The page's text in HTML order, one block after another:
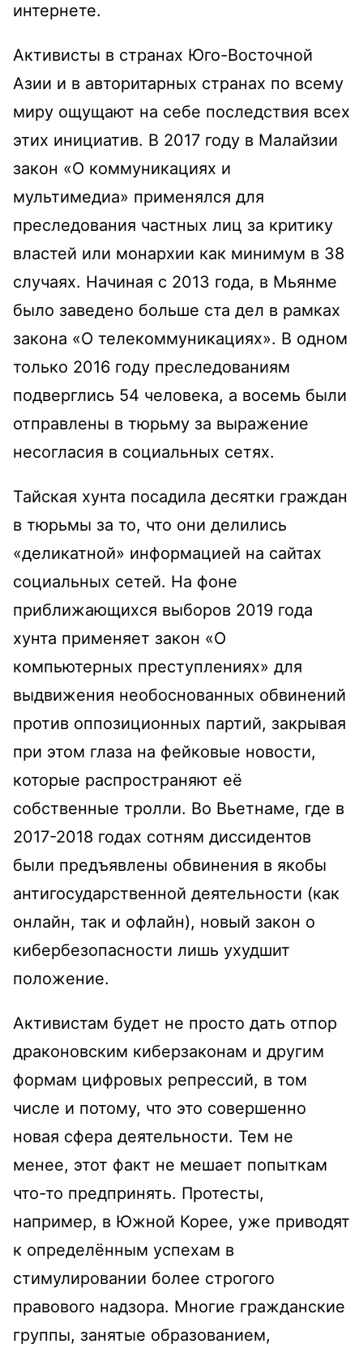
интернете.
Активисты в странах Юго-Восточной
Азии и в авторитарных странах по всему
миру ощущают на себе последствия всех
этих инициатив. В 2017 году в Малайзии
закон «О коммуникациях и
мультимедиа» применялся для
преследования частных лиц за критику
властей или монархии как минимум в 38
случаях. Начиная с 2013 года, в Мьянме
было заведено больше ста дел в рамках
закона «О телекоммуникациях». В одном
только 2016 году преследованиям
подверглись 54 человека, а восемь были
отправлены в тюрьму за выражение
несогласия в социальных сетях.
Тайская хунта посадила десятки граждан
в тюрьмы за то, что они делились
«деликатной» информацией на сайтах
социальных сетей. На фоне
приближающихся выборов 2019 года
хунта применяет закон «О
компьютерных преступлениях» для
выдвижения необоснованных обвинений
против оппозиционных партий, закрывая
при этом глаза на фейковые новости,
которые распространяют её
собственные тролли. Во Вьетнаме, где в
2017-2018 годах сотням диссидентов
были предъявлены обвинения в якобы
антигосударственной деятельности (как
онлайн, так и офлайн), новый закон о
кибербезопасности лишь ухудшит
положение.
Активистам будет не просто дать отпор
драконовским киберзаконам и другим
формам цифровых репрессий, в том
числе и потому, что это совершенно
новая сфера деятельности. Тем не
менее, этот факт не мешает попыткам
что-то предпринять. Протесты,
например, в Южной Корее, уже приводят
к определённым успехам в
стимулировании более строгого
правового надзора. Многие гражданские
группы, занятые образованием,